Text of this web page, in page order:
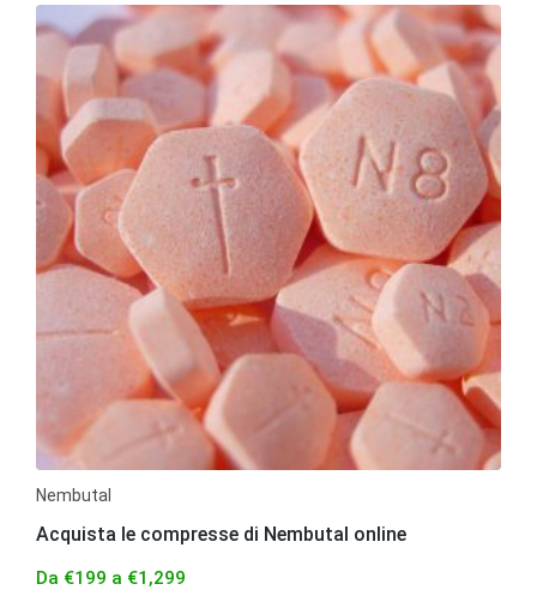
Nembutal
Acquista le compresse di Nembutal online
Da €199 a €1,299